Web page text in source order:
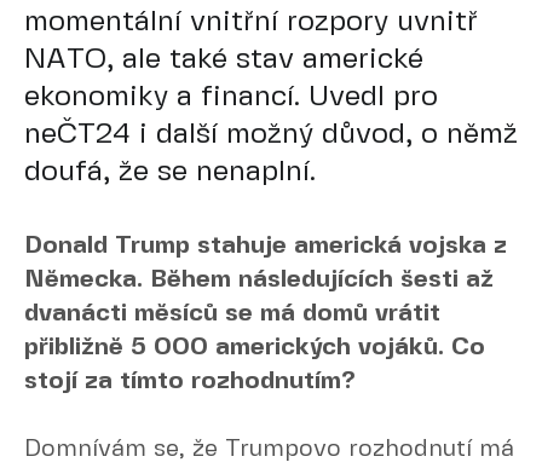
momentální vnitřní rozpory uvnitř
NATO, ale také stav americké
ekonomiky a financí. Uvedl pro
neČT24 i další možný důvod, o němž
doufá, že se nenaplní.
Donald Trump stahuje americká vojska z
Německa. Během následujících šesti až
dvanácti měsíců se má domů vrátit
přibližně 5 000 amerických vojáků. Co
stojí za tímto rozhodnutím?
Domnívám se, že Trumpovo rozhodnutí má